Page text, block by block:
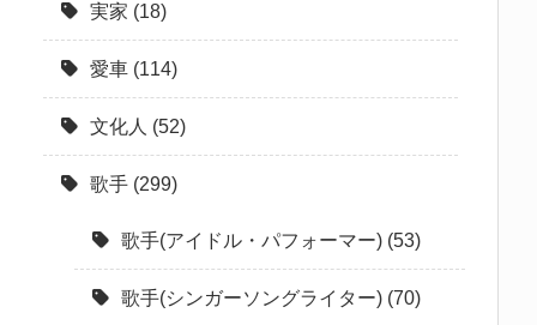
実家 (18)
愛車 (114)
文化人 (52)
歌手 (299)
歌手(アイドル・パフォーマー) (53)
歌手(シンガーソングライター) (70)